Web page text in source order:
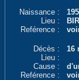
Naissance :
Lieu :
Reférence :
Décès :
16
Lieu :
Cause :
Reférence :